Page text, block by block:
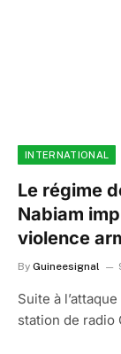
INTERNATIONAL
Le régime
Nabiam
violence
By Guineesignal
Suite à
station de radio